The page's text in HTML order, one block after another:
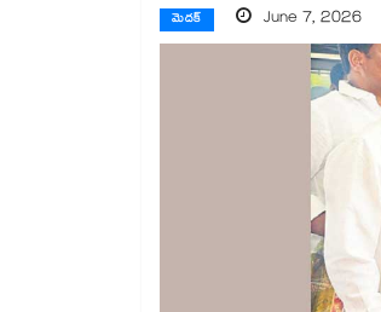
మెదక్ June 7, 2026